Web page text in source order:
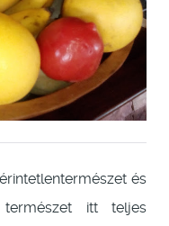
és
itt teljes